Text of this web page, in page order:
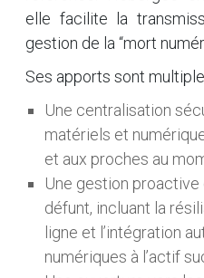
elle facilite la
gestion de la “mort
Ses apports sont
Une centralisation
matériels et
et aux proches au
Une gestion proactive
défunt, incluant la
ligne et l’intégration
numériques à l’actif